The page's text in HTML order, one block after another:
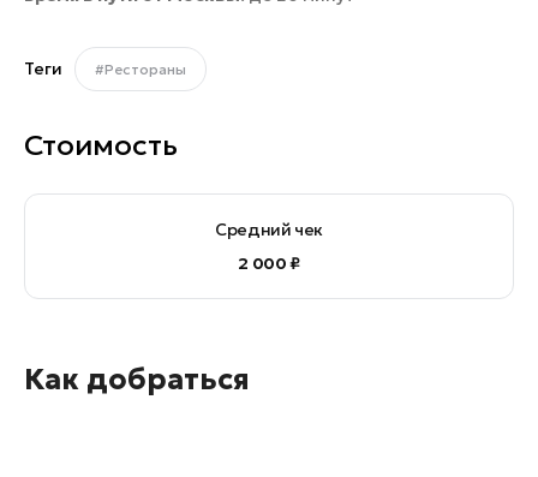
Теги #Рестораны
Стоимость
Средний чек
2 000 ₽
Как добраться